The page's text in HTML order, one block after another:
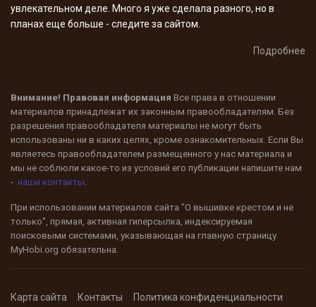
увлекательном деле. Много я уже сделала разного, но в
планах еще больше - следите за сайтом.
Подробнее
Внимание! Правовая информация Все права в отношении
материалов принадлежат их законным правообладателям. Без
разрешения правообладателя материалы не могут быть
использованы ни в каких целях, кроме ознакомительных. Если Вы
являетесь правообладателем размещенного у нас материала и
мы не соблюли какое-то из условий его публикации напишите нам
- наши контакты.
При использовании материалов сайта "О вышивке крестом и не
только", прямая, активная гиперсылка, индексируемая
поисковыми системами, указывающая на главную страницу
MyHobi.org обязательна.
Карта сайта Контакты Политика конфиденциальности